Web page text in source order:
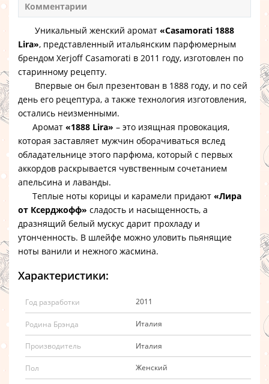
Комментарии
Уникальный женский аромат «Casamorati 1888
Lira», представленный итальянским парфюмерным
брендом Xerjoff Casamorati в 2011 году, изготовлен по
старинному рецепту.
Впервые он был презентован в 1888 году, и по сей
день его рецептура, а также технология изготовления,
остались неизменными.
Аромат «1888 Lira» – это изящная провокация,
которая заставляет мужчин оборачиваться вслед
обладательнице этого парфюма, который с первых
аккордов раскрывается чувственным сочетанием
апельсина и лаванды.
Теплые ноты корицы и карамели придают «Лира
от Ксерджофф» сладость и насыщенность, а
дразнящий белый мускус дарит прохладу и
утонченность. В шлейфе можно уловить пьянящие
ноты ванили и нежного жасмина.
Характеристики:
Год разработки 2011
Родина Брэнда Италия
Производитель Италия
Пол Женский